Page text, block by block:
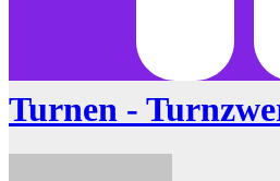
Turnen -